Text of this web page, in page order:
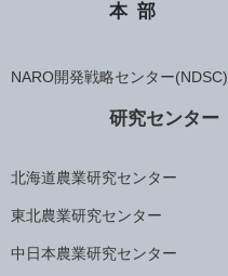
本部
NARO開発戦略センター(NDSC)
研究センター
北海道農業研究センター
東北農業研究センター
中日本農業研究センター